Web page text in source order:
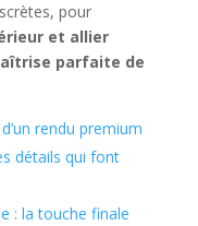
pour
et allier
parfaite de
rendu premium
détails qui font
: la touche finale